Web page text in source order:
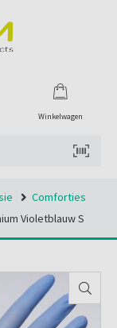
Winkelwagen
Comforties
Violetblauw S